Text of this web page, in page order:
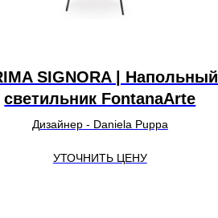
SIGNORA | Напольный
светильник FontanaArte
Дизайнер - Daniela Puppa
УТОЧНИТЬ ЦЕНУ